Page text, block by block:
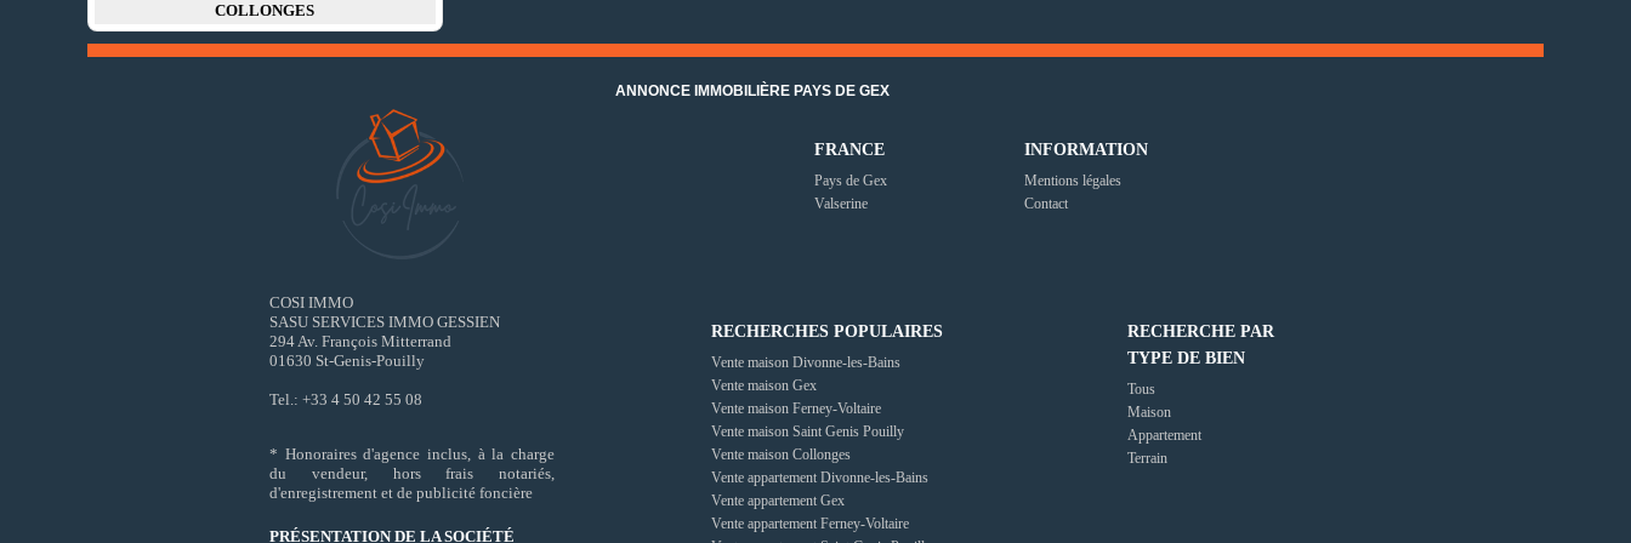
COLLONGES
COSI IMMO
SASU SERVICES IMMO GESSIEN
294 Av. François Mitterrand
01630 St-Genis-Pouilly
Tel.: +33 4 50 42 55 08
* Honoraires d'agence inclus, à la charge
du vendeur, hors frais notariés,
d'enregistrement et de publicité foncière
PRÉSENTATION DE LA SOCIÉTÉ
ANNONCE IMMOBILIÈRE PAYS DE GEX
FRANCE
Pays de Gex
Valserine
INFORMATION
Mentions légales
Contact
RECHERCHES POPULAIRES
Vente maison Divonne-les-Bains
Vente maison Gex
Vente maison Ferney-Voltaire
Vente maison Saint Genis Pouilly
Vente maison Collonges
Vente appartement Divonne-les-Bains
Vente appartement Gex
Vente appartement Ferney-Voltaire
RECHERCHE PAR
TYPE DE BIEN
Tous
Maison
Appartement
Terrain